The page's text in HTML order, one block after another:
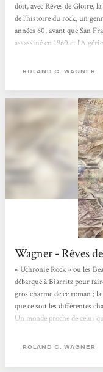
doit, avec Rêves de Gloire,
de l’histoire du rock, un
années 60, avant que San
assassiné en 1960 et
et un collectionneur de
ROLAND C. WAGNER
Wagner - Rêves
« Uchronie Rock » ou les
débarqué à Biarritz pour
gros charme de ce roman ;
que ce soit les différentes
Un monde proche de celui
maîtrisé avec un mode
ROLAND C. WAGNER